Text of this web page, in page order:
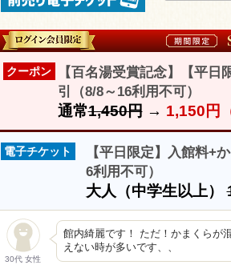
クーポン
【百名湯受賞記念】【平
引（8/8～16利用不可）
通常1,450円→ 1,150円
電子チケット
【平日限定】入館料+
6利用不可）
大人（中学生以上）
30代 女性
館内綺麗です！ ただ！かまくらが
えない時が多いです、、